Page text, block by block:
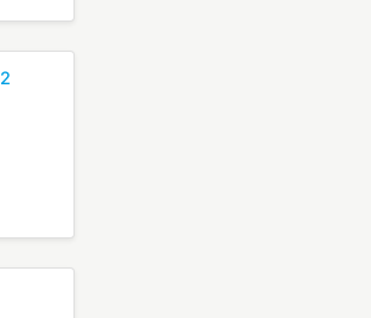
2